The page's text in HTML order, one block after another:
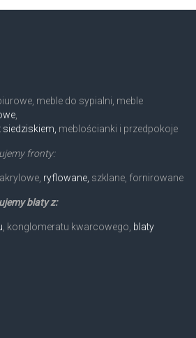
meble do sypialni, meble
meblościanki i przedpokoje
fronty:
ryflowane, szklane, fornirowane
blaty z:
, konglomeratu kwarcowego, blaty